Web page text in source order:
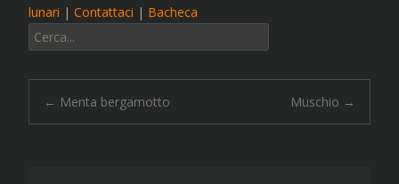
lunari | Contattaci | Bacheca
Cerca:
Navigazione
← Menta bergamotto Muschio →